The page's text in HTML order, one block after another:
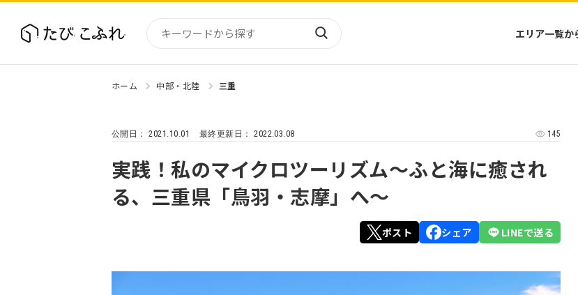
エリア一覧か
東北
関東
中部・北陸
近畿
四国
九州
沖縄
アジア
北米
中南米
ハワイ
ミクロネシア
オセアニア
ホーム 中部・北陸 三重
公開日：2021.10.01 最終更新日：2022.03.08 145
実践！私のマイクロツーリズム〜ふと海に癒され
る、三重県「鳥羽・志摩」へ〜
ポスト シェア LINEで送る